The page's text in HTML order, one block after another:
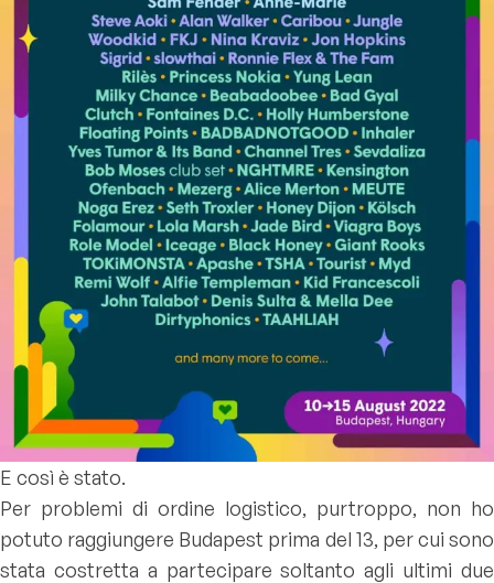
E così è stato.
Per problemi di ordine logistico, purtroppo, non ho
potuto raggiungere Budapest prima del 13, per cui sono
stata costretta a partecipare soltanto agli ultimi due